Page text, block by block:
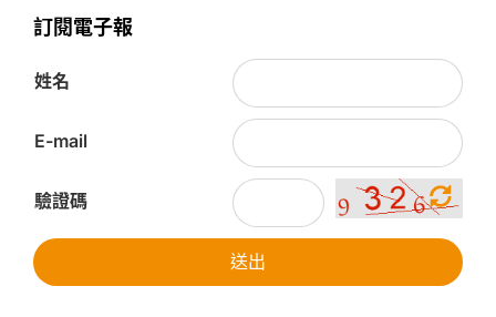
訂閱電子報
姓名
E-mail
驗證碼
送出